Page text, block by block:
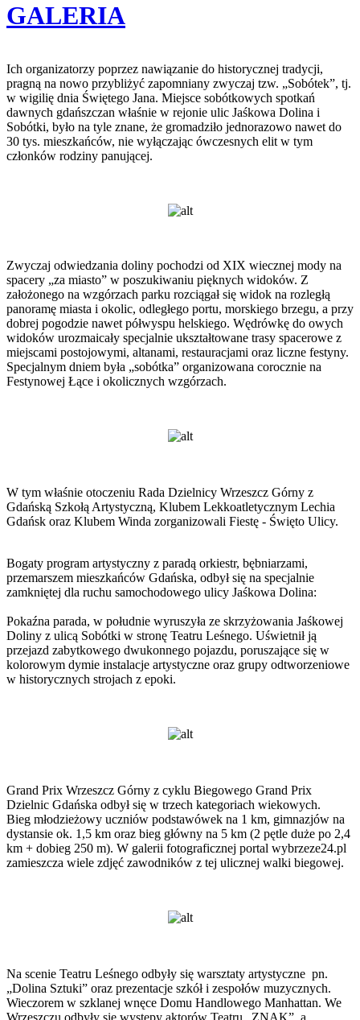
GALERIA
Ich organizatorzy poprzez nawiązanie do historycznej tradycji,
pragną na nowo przybliżyć zapomniany zwyczaj tzw. „Sobótek”, tj.
w wigilię dnia Świętego Jana. Miejsce sobótkowych spotkań
dawnych gdańszczan właśnie w rejonie ulic Jaśkowa Dolina i
Sobótki, było na tyle znane, że gromadziło jednorazowo nawet do
30 tys. mieszkańców, nie wyłączając ówczesnych elit w tym
członków rodziny panującej.
Zwyczaj odwiedzania doliny pochodzi od XIX wiecznej mody na
spacery „za miasto” w poszukiwaniu pięknych widoków. Z
założonego na wzgórzach parku rozciągał się widok na rozległą
panoramę miasta i okolic, odległego portu, morskiego brzegu, a przy
dobrej pogodzie nawet półwyspu helskiego. Wędrówkę do owych
widoków urozmaicały specjalnie ukształtowane trasy spacerowe z
miejscami postojowymi, altanami, restauracjami oraz liczne festyny.
Specjalnym dniem była „sobótka” organizowana corocznie na
Festynowej Łące i okolicznych wzgórzach.
W tym właśnie otoczeniu Rada Dzielnicy Wrzeszcz Górny z
Gdańską Szkołą Artystyczną, Klubem Lekkoatletycznym Lechia
Gdańsk oraz Klubem Winda zorganizowali Fiestę - Święto Ulicy.
Bogaty program artystyczny z paradą orkiestr, bębniarzami,
przemarszem mieszkańców Gdańska, odbył się na specjalnie
zamkniętej dla ruchu samochodowego ulicy Jaśkowa Dolina:
Pokaźna parada, w południe wyruszyła ze skrzyżowania Jaśkowej
Doliny z ulicą Sobótki w stronę Teatru Leśnego. Uświetnił ją
przejazd zabytkowego dwukonnego pojazdu, poruszające się w
kolorowym dymie instalacje artystyczne oraz grupy odtworzeniowe
w historycznych strojach z epoki.
Grand Prix Wrzeszcz Górny z cyklu Biegowego Grand Prix
Dzielnic Gdańska odbył się w trzech kategoriach wiekowych.
Bieg młodzieżowy uczniów podstawówek na 1 km, gimnazjów na
dystansie ok. 1,5 km oraz bieg główny na 5 km (2 pętle duże po 2,4
km + dobieg 250 m). W galerii fotograficznej portal wybrzeze24.pl
zamieszcza wiele zdjęć zawodników z tej ulicznej walki biegowej.
Na scenie Teatru Leśnego odbyły się warsztaty artystyczne pn.
„Dolina Sztuki” oraz prezentacje szkół i zespołów muzycznych.
Wieczorem w szklanej wnęce Domu Handlowego Manhattan. We